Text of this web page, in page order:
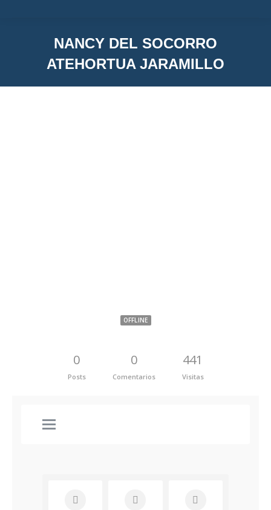
NANCY DEL SOCORRO
ATEHORTUA JARAMILLO
OFFLINE
0
Posts
0
Comentarios
441
Visitas